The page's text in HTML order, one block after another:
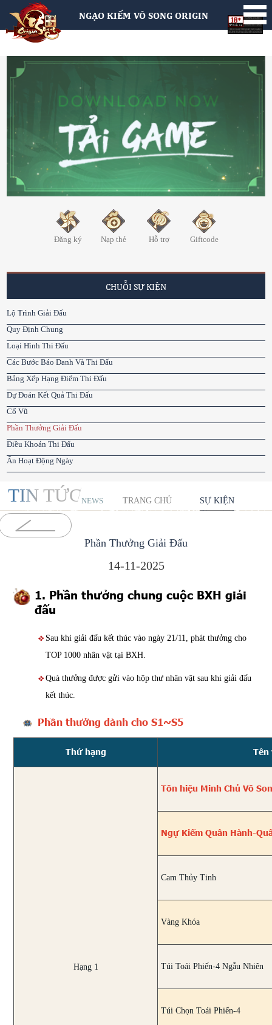
NGẠO KIẾM VÔ SONG ORIGIN
Đăng ký Nạp thẻ Hỗ trợ Giftcode
CHUỖI SỰ KIỆN
Lộ Trình Giải Đấu
Quy Định Chung
Loại Hình Thi Đấu
Các Bước Báo Danh Và Thi Đấu
Bảng Xếp Hạng Điểm Thi Đấu
Dự Đoán Kết Quả Thi Đấu
Cổ Vũ
Phần Thưởng Giải Đấu
Điều Khoản Thi Đấu
Ẩn Hoạt Động Ngày
TIN TỨCNEWS TRANG CHỦ SỰ KIỆN
Phần Thưởng Giải Đấu
14-11-2025
1. Phần thưởng chung cuộc BXH giải
đấu
Sau khi giải đấu kết thúc vào ngày 21/11, phát thưởng cho
TOP 1000 nhân vật tại BXH.
Quà thưởng được gửi vào hộp thư nhân vật sau khi giải đấu
kết thúc.
Phần thưởng dành cho S1~S5
Thứ hạng Tên
Hạng 1
Tôn hiệu Minh Chủ Vô
Ngự Kiếm Quân Hành-
Cam Thủy Tinh
Vàng Khóa
Túi Toái Phiến-4 Ngẫu Nhiên
Túi Chọn Toái Phiến-4